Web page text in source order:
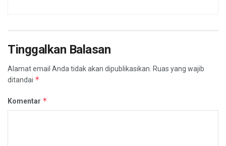
Tinggalkan Balasan
Alamat email Anda tidak akan dipublikasikan. Ruas yang wajib
ditandai *
Komentar *